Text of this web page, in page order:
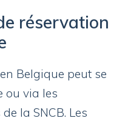
réservation
Belgique peut se
ou via les
la SNCB. Les